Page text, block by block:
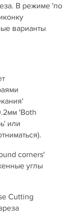
В режиме 'по
варианты
'Both
или
corners'
углы
Cutting